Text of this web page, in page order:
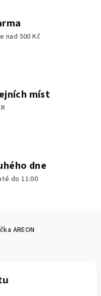
nad 500 Kč
míst
dne
do 11:00
AREON